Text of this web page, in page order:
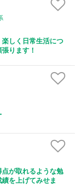
しく日常生活につ
ります！
が取れるような勉
を上げてみせま